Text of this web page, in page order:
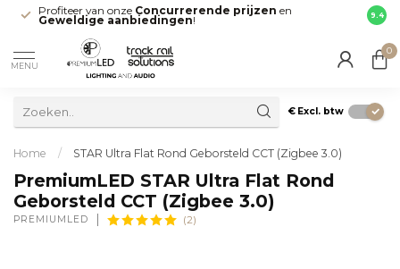
Profiteer van onze Concurrerende prijzen en
Geweldige aanbiedingen! direct
9.4
MENU
0
€ Excl. btw
Home / STAR Ultra Flat Rond Geborsteld CCT (Zigbee 3.0)
PremiumLED STAR Ultra Flat Rond
Geborsteld CCT (Zigbee 3.0)
PREMIUMLED (2)